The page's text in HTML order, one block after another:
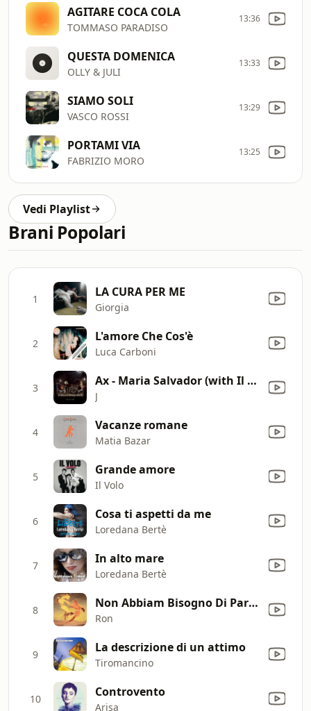
AGITARE COCA COLA
TOMMASO PARADISO
13:36
QUESTA DOMENICA
OLLY & JULI
13:33
SIAMO SOLI
VASCO ROSSI
13:29
PORTAMI VIA
FABRIZIO MORO
13:25
Vedi Playlist
Brani Popolari
1 LA CURA PER ME
Giorgia
2 L'amore Che Cos'è
Luca Carboni
3 Ax - Maria Salvador (with Il Cile)
J
4 Vacanze romane
Matia Bazar
5 Grande amore
Il Volo
6 Cosa ti aspetti da me
Loredana Bertè
7 In alto mare
Loredana Bertè
8 Non Abbiam Bisogno Di Parole
Ron
9 La descrizione di un attimo
Tiromancino
10 Controvento
Arisa